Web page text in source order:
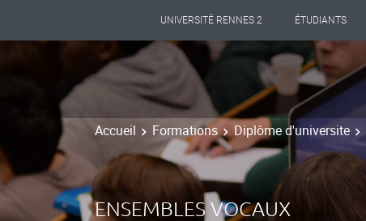
UNIVERSITÉ RENNES 2 ÉTUDIANTS
Accueil Formations Diplôme d'universite
ENSEMBLES VOCAUX